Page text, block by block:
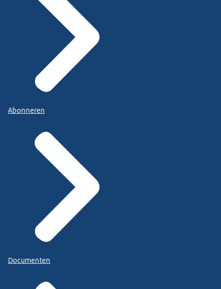
Abonneren
Documenten